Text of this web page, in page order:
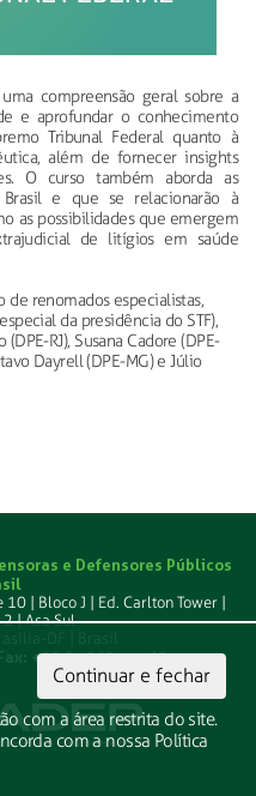
Continuar e fechar
com a área restrita do site.
com a nossa Política
compreensão geral sobre a
e aprofundar o conhecimento
Tribunal Federal quanto à
além de fornecer insights
O curso também aborda as
e que se relacionarão à
as possibilidades que emergem
de litígios em saúde
de renomados especialistas,
da presidência do STF),
RJ), Susana Cadore (DPE-
Dayrell (DPE-MG) e Júlio
e Defensores Públicos
| Bloco J | Ed. Carlton Tower |
| Asa Sul
DF | Brasil
+55 61 3039.1763